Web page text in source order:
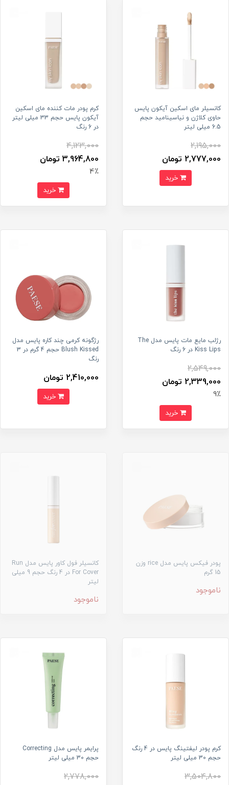
کانسیلر مای اسکین آیکون پایس
حاوی کلاژن و نیاسینامید حجم
6.5 میلی لیتر
2,195,000
2,777,000 تومان
خرید
کرم پودر مات کننده مای اسکین
آیکون پایس حجم 33 میلی لیتر
4,123,000
3,964,800 تومان
4٪
خرید
رژلب مایع مات پایس مدل The
Kiss Lips در 6 رنگ
2,549,000
2,339,000 تومان
خرید
رژگونه کرمی چند کاره پایس مدل
Blush Kissed حجم 4 گرم در 3
رنگ
2,410,000 تومان
خرید
پودر فیکس پایس مدل rice وزن
ناموجود
کانسیلر فول کاور پایس مدل Run
For Cover در 4 رنگ حجم 9 میلی
لیتر
ناموجود
کرم پودر لیفتینگ پایس در 4 رنگ
حجم 30 میلی لیتر
3,504,800
پرایمر پایس مدل Correcting
حجم 30 میلی لیتر
2,778,000